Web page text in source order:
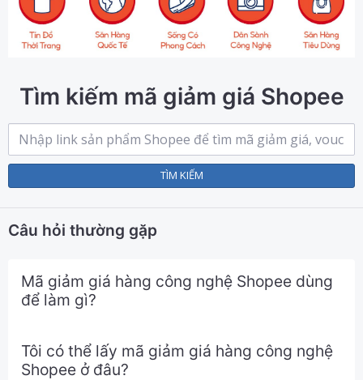
Tìm kiếm mã giảm giá Shopee
TÌM KIẾM
Câu hỏi thường gặp
Mã giảm giá hàng công nghệ Shopee dùng
để làm gì?
Tôi có thể lấy mã giảm giá hàng công nghệ
Shopee ở đâu?